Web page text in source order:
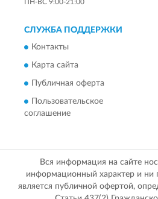
ПН-ВС 9:00-21:00
СЛУЖБА ПОДДЕРЖКИ
Контакты
Карта сайта
Публичная оферта
Пользовательское
соглашение
Вся информация на сайте
информационный характер и ни
является публичной офертой,